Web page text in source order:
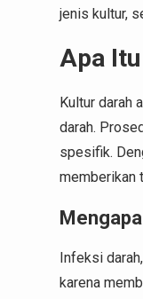
jenis kultur,
Apa
Kultur darah
darah.
spesifik.
memberikan
Infeksi
karena